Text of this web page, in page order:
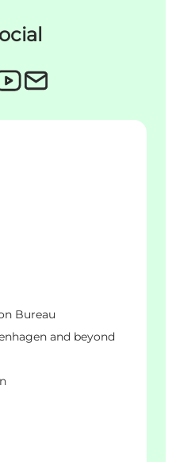
Bureau
and beyond